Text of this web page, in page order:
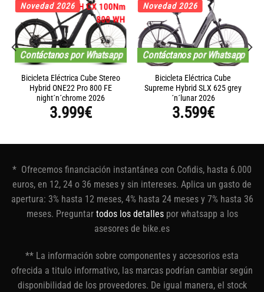
Contáctanos por Whatsapp
Novedad 2026
Bicicleta Eléctrica Cube Stereo
Hybrid ONE22 Pro 800 FE
night´n´chrome 2026
3.999€
Contáctanos por Whatsapp
Novedad 2026
Bicicleta Eléctrica Cube
Supreme Hybrid SLX 625 grey
´n´lunar 2026
3.599€
* Ofrecemos financiación instantánea con Cofidis, hasta 6.000
euros, en 12, 24 o 36 meses y sin intereses. Aplica un gasto de
apertura: 3% hasta 12 meses, 4% hasta 24 meses y 7% hasta 36
meses. Preguntar todos los detallespor whatsapp a los
asesores de bike.es
** La información sobre componentes y accesorios esta
ofrecida a titulo informativo, las marcas podrían cambiar según
disponibilidad de los proveedores. De igual manera, el stock